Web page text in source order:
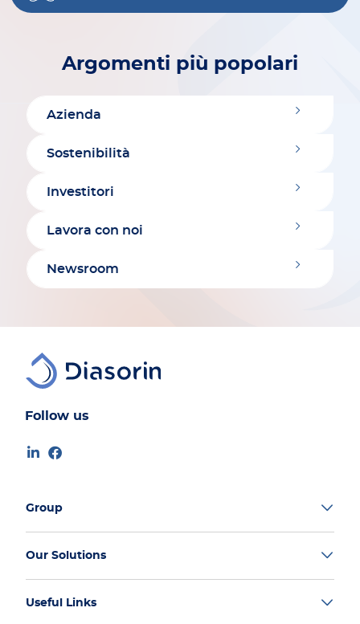
Argomenti più popolari
Azienda
Sostenibilità
Investitori
Lavora con noi
Newsroom
Follow us
Group
Our Solutions
Useful Links